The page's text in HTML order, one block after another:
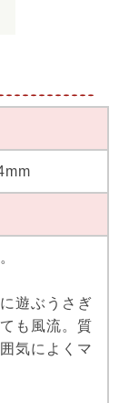
遊ぶうさぎ
も風流。質
気によくマ